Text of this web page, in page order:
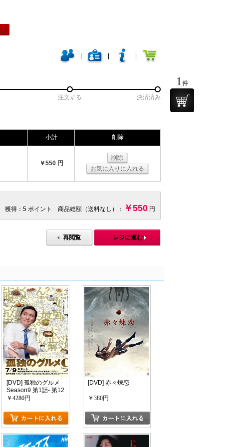
注文する 決済済み
小計 削除
￥550 円
削除
お気に入りに入れる
獲得：5 ポイント 商品総額（送料なし）：
￥550 円
再閲覧 レジに進む
[DVD] 孤独のグルメ
Season9 第1話- 第12
話
￥4280円
[DVD] 赤々煉恋
￥380円
1 件